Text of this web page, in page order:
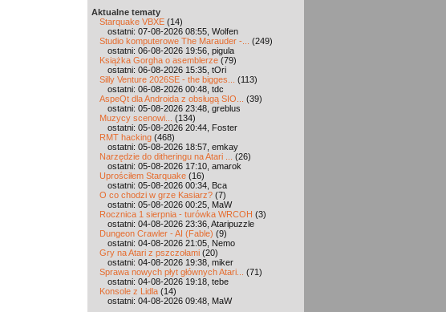
Aktualne tematy
Starquake VBXE (14)
ostatni: 07-08-2026 08:55, Wolfen
Studio komputerowe The Marauder -...
(249)
ostatni: 06-08-2026 19:56, pigula
Książka Gorgha o asemblerze (79)
ostatni: 06-08-2026 15:35, tOri
Silly Venture 2026SE - the bigges...
(113)
ostatni: 06-08-2026 00:48, tdc
AspeQt dla Androida z obsługą SIO...
(39)
ostatni: 05-08-2026 23:48, greblus
Muzycy scenowi...
(134)
ostatni: 05-08-2026 20:44, Foster
RMT hacking (468)
ostatni: 05-08-2026 18:57, emkay
Narzędzie do ditheringu na Atari ...
(26)
ostatni: 05-08-2026 17:10, amarok
Uprościłem Starquake (16)
ostatni: 05-08-2026 00:34, Bca
O co chodzi w grze Kasiarz? (7)
ostatni: 05-08-2026 00:25, MaW
Rocznica 1 sierpnia - turówka WRCOH (3)
ostatni: 04-08-2026 23:36, Ataripuzzle
Dungeon Crawler - AI (Fable) (9)
ostatni: 04-08-2026 21:05, Nemo
Gry na Atari z pszczołami (20)
ostatni: 04-08-2026 19:38, miker
Sprawa nowych płyt głównych Atari...
(71)
ostatni: 04-08-2026 19:18, tebe
Konsole z Lidla (14)
ostatni: 04-08-2026 09:48, MaW